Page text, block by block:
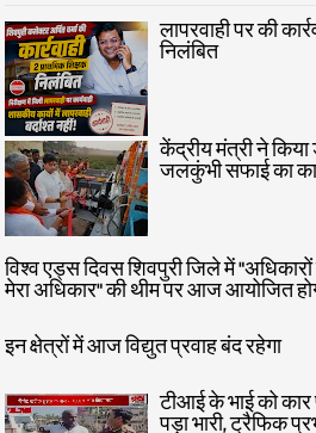
लापरवाही पर की
निलंबित
केंद्रीय मंत्री ने
जलकुंभी सफाई का
विश्व एड्स दिवस शिवपुरी जिले में
मेरा अधिकार" की थीम पर आज आयोजित
इन क्षेत्रों में आज विद्युत प्रवाह बंद रहेगा
टीआई के भाई को कार
पड़ा भारी, ट्रैफिक